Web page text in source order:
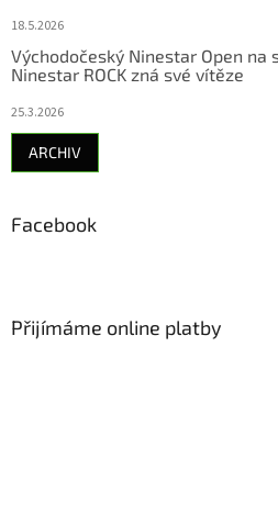
18.5.2026
Východočeský Ninestar Open
Ninestar ROCK zná své vítěze
25.3.2026
ARCHIV
Facebook
Přijímáme online platby